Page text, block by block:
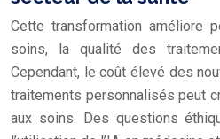
Cette transformation améliore
soins, la qualité des
Cependant, le coût élevé des
traitements personnalisés peut
aux soins. Des questions